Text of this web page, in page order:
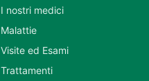
I nostri medici
Malattie
Visite ed Esami
Trattamenti